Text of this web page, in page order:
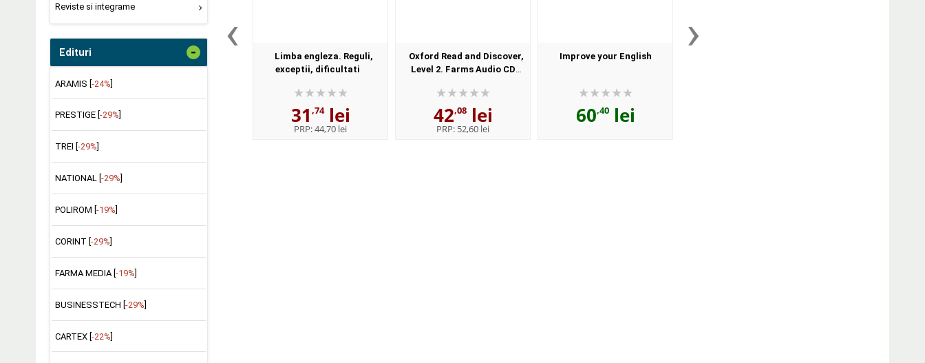
Reviste si integrame
Edituri -
ARAMIS [-24%]
PRESTIGE [ -29%
TREI [ -29%
NATIONAL [ -29%
POLIROM [ -19%
CORINT [ -29%
FARMA MEDIA [ -19%
BUSINESSTECH [-29%]
CARTEX [-22%]
‹
Limba engleza. Reguli,
exceptii, dificultati
31 ,74lei
PRP:44,70 lei
Oxford Read and Discover,
Level 2. Farms Audio CD
42,08lei
PRP: 52,60 lei
Improve your English
60,40lei
›